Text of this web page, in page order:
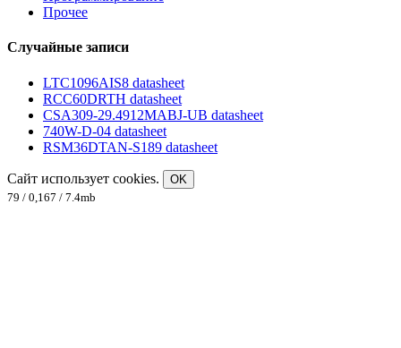
Прочее
Случайные записи
LTC1096AIS8 datasheet
RCC60DRTH datasheet
CSA309-29.4912MABJ-UB datasheet
740W-D-04 datasheet
RSM36DTAN-S189 datasheet
Сайт использует cookies.
OK
79 / 0,167 / 7.4mb